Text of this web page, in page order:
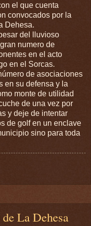
el que cuenta
convocados por la
Dehesa.
del lluvioso
numero de
en el acto
en el Sorcas.
de asociaciones
en su defensa y la
monte de utilidad
de una vez por
y deje de intentar
de golf en un enclave
sino para toda
La Dehesa